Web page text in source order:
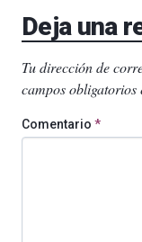
Deja una
Tu dirección de
campos obligatorios
Comentario *